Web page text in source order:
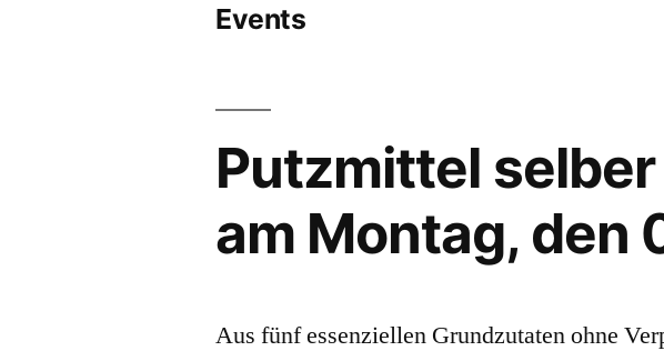
Events
Putzmittel
am Montag, den
Aus fünf essenziellen Grundzutaten ohne